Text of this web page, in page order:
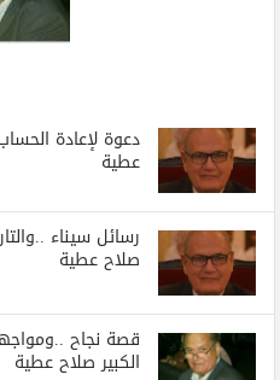
دعوة لإعادة
عطية
صلاح عطية
قصة نجاح
الكبير صلاح عطية